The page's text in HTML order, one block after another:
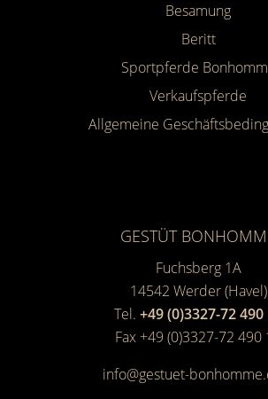
Besamung
Beritt
Sportpferde
Verkaufspferde
Allgemeine
GESTÜT
Fuchsberg 1A
14542 Werder (Havel)
Tel. +49 (0)3327-72 490
Fax +49 (0)3327-72 490
info@gestuet-